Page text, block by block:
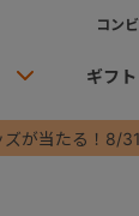
コン
ギフト
ズが当たる！8/